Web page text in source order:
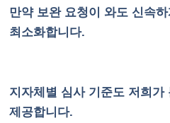
만약 보완 요청이 와도 신속
최소화합니다.
지자체별 심사 기준도 저희
제공합니다.